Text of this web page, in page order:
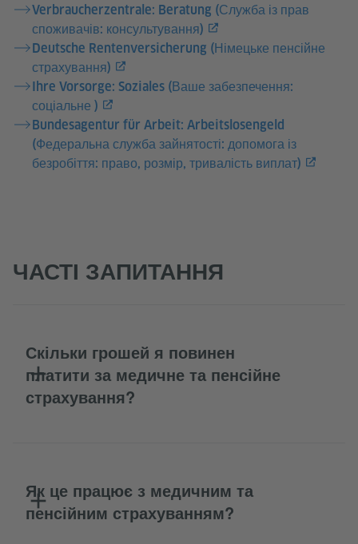
Verbraucherzentrale: Beratung (Служба із прав
споживачів: консультування)
Deutsche Rentenversicherung (Німецьке пенсійне
страхування)
Ihre Vorsorge: Soziales (Ваше забезпечення:
соціальне )
Bundesagentur für Arbeit: Arbeitslosengeld
(Федеральна служба зайнятості: допомога із
безробіття: право, розмір, тривалість виплат)
ЧАСТІ ЗАПИТАННЯ
Скільки грошей я повинен
платити за медичне та пенсійне
страхування?
Як це працює з медичним та
пенсійним страхуванням?